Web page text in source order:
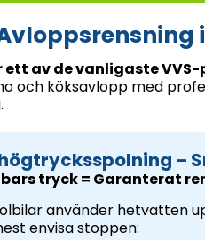
ett av de vanligaste
och köksavlopp med
–
tryck = Garanterat
använder hetvatten
envisa stoppen: